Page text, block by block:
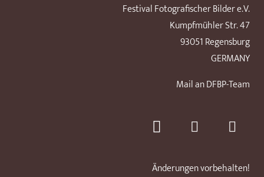
Festival Fotografischer Bilder e.V.
Kumpfmühler Str. 47
93051 Regensburg
GERMANY
Mail an DFBP-Team
Änderungen vorbehalten!